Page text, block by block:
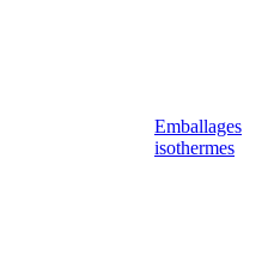
Emballages
isothermes